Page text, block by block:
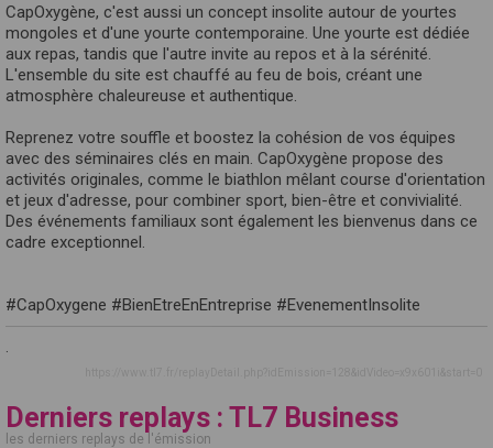
CapOxygène, c'est aussi un concept insolite autour de yourtes
mongoles et d'une yourte contemporaine. Une yourte est dédiée
aux repas, tandis que l'autre invite au repos et à la sérénité.
L'ensemble du site est chauffé au feu de bois, créant une
atmosphère chaleureuse et authentique.
Reprenez votre souffle et boostez la cohésion de vos équipes
avec des séminaires clés en main. CapOxygène propose des
activités originales, comme le biathlon mêlant course d'orientation
et jeux d'adresse, pour combiner sport, bien-être et convivialité.
Des événements familiaux sont également les bienvenus dans ce
cadre exceptionnel.
#CapOxygene #BienEtreEnEntreprise #EvenementInsolite
Derniers replays : TL7 Business
les derniers replays de l'émission